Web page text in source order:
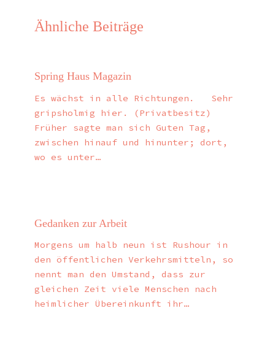
Ähnliche Beiträge
Spring Haus Magazin
Es wächst in alle Richtungen. Sehr
gripsholmig hier. (Privatbesitz)
Früher sagte man sich Guten Tag,
zwischen hinauf und hinunter; dort,
wo es unter…
Gedanken zur Arbeit
Morgens um halb neun ist Rushour in
den öffentlichen Verkehrsmitteln, so
nennt man den Umstand, dass zur
gleichen Zeit viele Menschen nach
heimlicher Übereinkunft ihr…